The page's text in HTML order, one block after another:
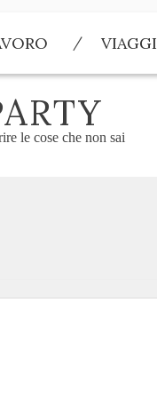
VIAGGI
le cose che non sai